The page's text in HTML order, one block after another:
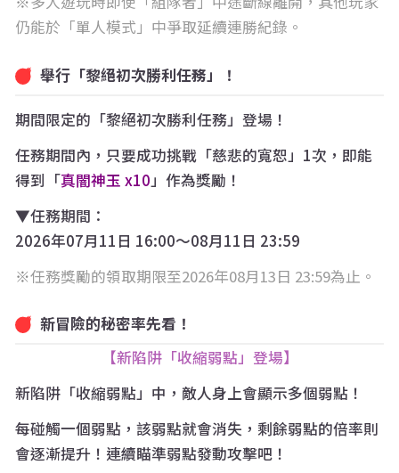
仍能於「單人模式」中爭取延續連勝紀錄。
舉行「黎絕初次勝利任務」！
期間限定的「黎絕初次勝利任務」登場！
任務期間內，只要成功挑戰「慈悲的寬恕」1次，即能
得到「真闇神玉 x10」作為獎勵！
▼任務期間：
2026年07月11日 16:00〜08月11日 23:59
任務獎勵的領取期限至2026年08月13日 23:59為止。
新冒險的秘密率先看！
【新陷阱「收縮弱點」登場】
新陷阱「收縮弱點」中，敵人身上會顯示多個弱點！
每碰觸一個弱點，該弱點就會消失，剩餘弱點的倍率則
會逐漸提升！連續瞄準弱點發動攻擊吧！